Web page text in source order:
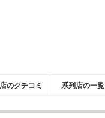
のクチコミ 系列店の一覧